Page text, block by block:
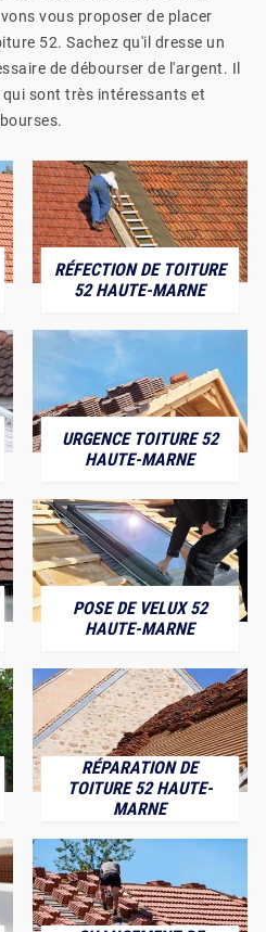
vous proposer de placer
52. Sachez qu'il dresse un
de débourser de l'argent. Il
sont très intéressants et
RÉFECTION DE TOITURE
52 HAUTE-MARNE
URGENCE TOITURE 52
HAUTE-MARNE
POSE DE VELUX 52
HAUTE-MARNE
RÉPARATION DE
TOITURE 52 HAUTE-
MARNE